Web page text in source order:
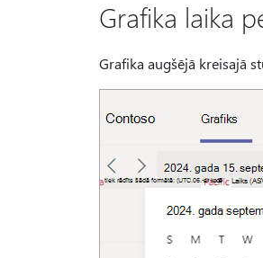
Grafika laika
Grafika augšējā kreisajā